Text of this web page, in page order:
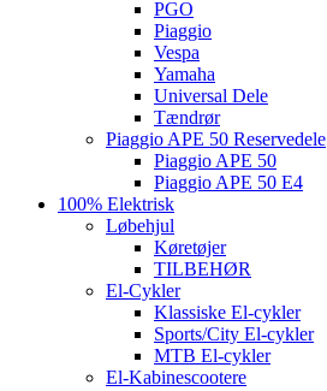
PGO
Piaggio
Vespa
Yamaha
Universal Dele
Tændrør
Piaggio APE 50 Reservedele
Piaggio APE 50
Piaggio APE 50 E4
100% Elektrisk
Løbehjul
Køretøjer
TILBEHØR
El-Cykler
Klassiske El-cykler
Sports/City El-cykler
MTB El-cykler
El-Kabinescootere